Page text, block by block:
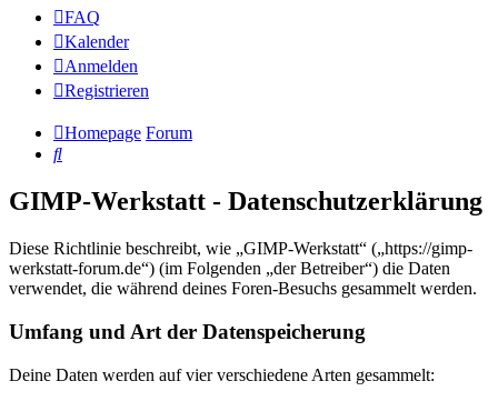
FAQ
Kalender
Anmelden
Registrieren
Homepage Forum
Suche
GIMP-Werkstatt - Datenschutzerklärung
Diese Richtlinie beschreibt, wie „GIMP-Werkstatt“ („https://gimp-
werkstatt-forum.de“) (im Folgenden „der Betreiber“) die Daten
verwendet, die während deines Foren-Besuchs gesammelt werden.
Umfang und Art der Datenspeicherung
Deine Daten werden auf vier verschiedene Arten gesammelt: